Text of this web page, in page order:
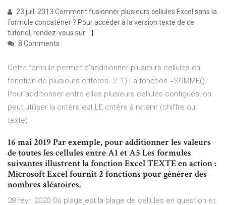
23 juil. 2013 Comment fusionner plusieurs cellules Excel sans la
formule concaténer ? Pour accéder à la version texte de ce
tutoriel, rendez-vous sur
8 Comments
Cette formule permet d'additionner plusieurs cellules en
fonction de plusieurs critères. 2. 1) La fonction =SOMME().
Pour additionner entre elles plusieurs cellules contiguës, on
peut utiliser la critère est LE critère à retenir (chiffre ou
texte).
16 mai 2019 Par exemple, pour additionner les valeurs
de toutes les cellules entre A1 et A5 Les formules
suivantes illustrent la fonction Excel TEXTE en action :
Microsoft Excel fournit 2 fonctions pour générer des
nombres aléatoires.
28 févr. 2020 Où plage est la plage de cellules en question et